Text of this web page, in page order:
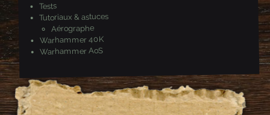
Tests
Tutoriaux & astuces
Aérographe
Warhammer 40K
Warhammer AoS